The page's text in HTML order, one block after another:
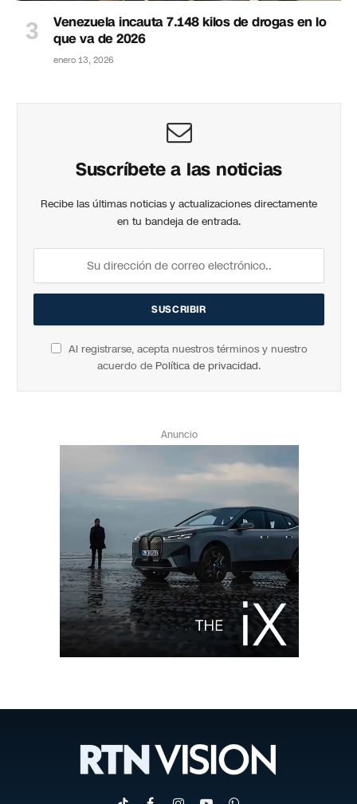
Venezuela incauta 7.148 kilos de drogas en lo
que va de 2026
enero 13, 2026
Suscríbete a las noticias
Recibe las últimas noticias y actualizaciones directamente
en tu bandeja de entrada.
Al registrarse, acepta nuestros términos y nuestro
acuerdo de Política de privacidad.
Anuncio